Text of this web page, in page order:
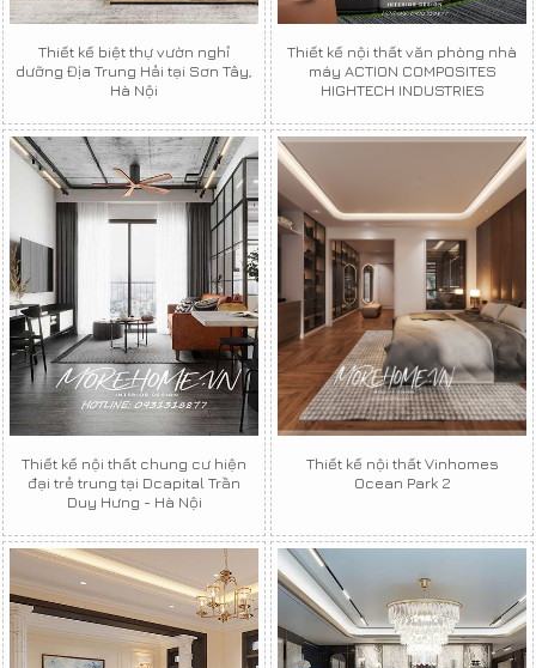
Thiết kế biệt thự vườn nghỉ
dưỡng Địa Trung Hải tại Sơn Tây,
Hà Nội
Thiết kế nội thất văn phòng nhà
máy ACTION COMPOSITES
HIGHTECH INDUSTRIES
Thiết kế nội thất chung cư hiện
đại trẻ trung tại Dcapital Trần
Duy Hưng - Hà Nội
Thiết kế nội thất Vinhomes
Ocean Park 2